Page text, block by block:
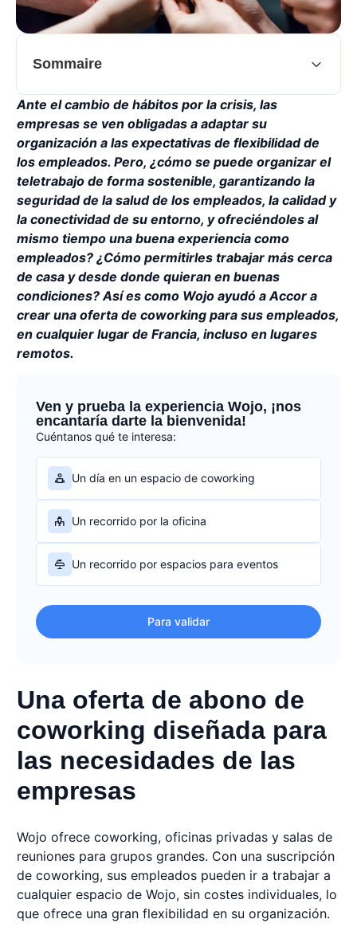
Sommaire
Ante el cambio de hábitos por la crisis, las
empresas se ven obligadas a adaptar su
organización a las expectativas de flexibilidad de
los empleados. Pero, ¿cómo se puede organizar el
teletrabajo de forma sostenible, garantizando la
seguridad de la salud de los empleados, la calidad y
la conectividad de su entorno, y ofreciéndoles al
mismo tiempo una buena experiencia como
empleados? ¿Cómo permitirles trabajar más cerca
de casa y desde donde quieran en buenas
condiciones? Así es como Wojo ayudó a Accor a
crear una oferta de coworking para sus empleados,
en cualquier lugar de Francia, incluso en lugares
remotos.
Ven y prueba la experiencia Wojo, ¡nos
encantaría darte la bienvenida!
Cuéntanos qué te interesa:
Un día en un espacio de coworking
Un recorrido por la oficina
Un recorrido por espacios para eventos
Para validar
Una oferta de abono de
coworking diseñada para
las necesidades de las
empresas
Wojo ofrece coworking, oficinas privadas y salas de
reuniones para grupos grandes. Con una suscripción
de coworking, sus empleados pueden ir a trabajar a
cualquier espacio de Wojo, sin costes individuales, lo
que ofrece una gran flexibilidad en su organización.